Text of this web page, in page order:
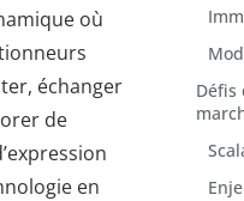
où
échanger
de
en
Défis